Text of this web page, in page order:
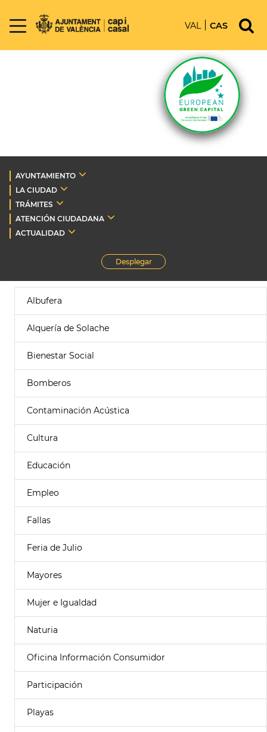
VAL CAS
AYUNTAMIENTO
LA CIUDAD
TRÁMITES
ATENCIÓN CIUDADANA
ACTUALIDAD
Desplegar
Albufera
Alquería de Solache
Bienestar Social
Bomberos
Contaminación Acústica
Cultura
Educación
Empleo
Fallas
Feria de Julio
Mayores
Mujer e Igualdad
Naturia
Oficina Información Consumidor
Participación
Playas